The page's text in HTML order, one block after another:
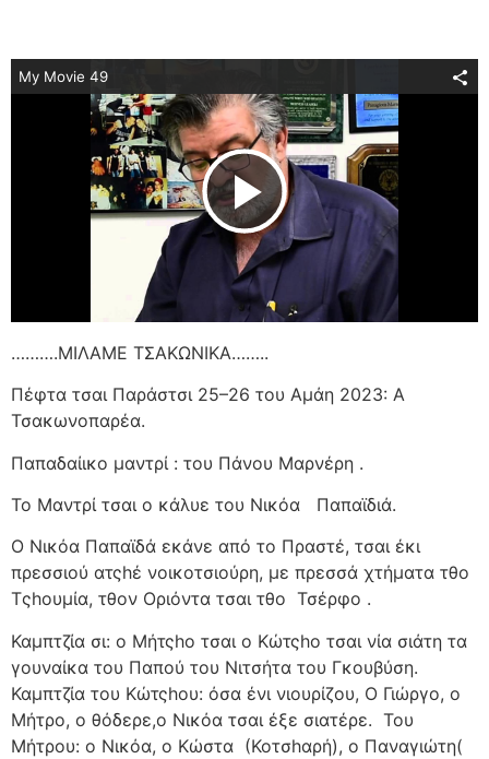
My Movie 49
Play Video
……….ΜΙΛΑΜΕ ΤΣΑΚΩΝΙΚΑ……..
Πέφτα τσαι Παράστσι 25–26 του Αμάη 2023: Α
Τσακωνοπαρέα.
Παπαδαίικο μαντρί : του Πάνου Μαρνέρη .
Το Μαντρί τσαι ο κάλυε του Νικόα
Παπαϊδιά.
Ο Νικόα Παπαϊδά εκάνε από το Πραστέ, τσαι έκι
πρεσσιού ατςhέ νοικοτσιούρη, με πρεσσά χτήματα τθο
Τςhουμία, τθον Οριόντα τσαι τθο Τσέρφο .
Καμπτζία σι: ο Μήτςhο τσαι ο Κώτςhο τσαι νία σιάτη τα
γουναίκα του Παπού του Νιτσήτα του Γκουβύση.
Καμπτζία του Κώτςhου: όσα ένι νιουρίζου, Ο Γιώργο, ο
Μήτρο, ο θόδερε,ο Νικόα τσαι έξε σιατέρε. Του
Μήτρου: ο Νικόα, ο Κώστα (Κοτσhαρή), ο Παναγιώτη(